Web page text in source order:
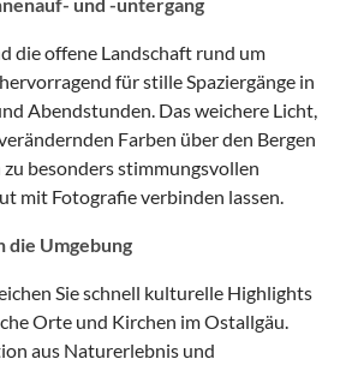
und -untergang
die offene Landschaft rund um
für stille Spaziergänge in
Abendstunden. Das weichere Licht,
Farben über den Bergen
zu besonders stimmungsvollen
mit Fotografie verbinden lassen.
die Umgebung
Sie schnell kulturelle Highlights
Orte und Kirchen im Ostallgäu.
aus Naturerlebnis und